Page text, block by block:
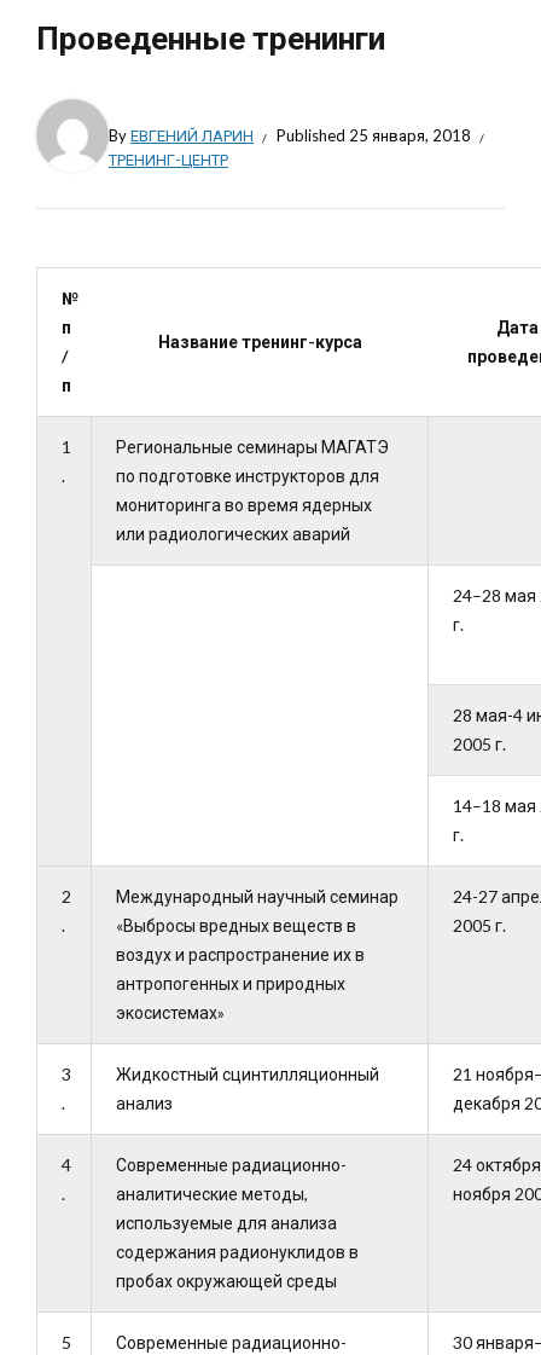
Проведенные тренинги
ByЕВГЕНИЙ ЛАРИН Published 25 января, 2018
ТРЕНИНГ-ЦЕНТР
№
п
/
п
Название тренинг-курса
Дата
1
.
Региональные семинары МАГАТЭ
по подготовке инструкторов для
мониторинга во время ядерных
или радиологических аварий
24–28 мая
г.
28 мая-4
2005 г.
14–18 мая
г.
2
.
Международный научный семинар
«Выбросы вредных веществ в
воздух и распространение их в
антропогенных и природных
экосистемах»
24-27
2005 г.
3
.
Жидкостный сцинтилляционный
анализ
21
декабря
4
.
Современные радиационно-
аналитические методы,
используемые для анализа
содержания радионуклидов в
пробах окружающей среды
24
ноября
5
Современные радиационно-
30